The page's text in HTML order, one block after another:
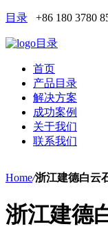
目录 +86 180 3780
目录
首页
产品目录
解决方案
成功案例
关于我们
联系我们
Home/浙江建德白云
浙江建德